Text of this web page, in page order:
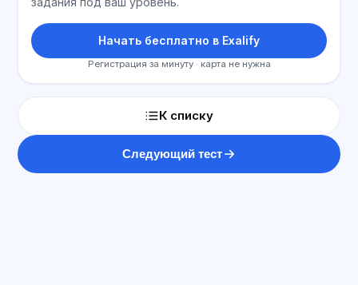
Начать бесплатно в Exalify
Регистрация за минуту · карта не нужна
К списку
Следующий тест